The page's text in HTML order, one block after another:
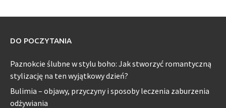
DO POCZYTANIA
Paznokcie ślubne w stylu boho: Jak stworzyć romantyczną
stylizację na ten wyjątkowy dzień?
Bulimia – objawy, przyczyny i sposoby leczenia zaburzenia
odżywiania